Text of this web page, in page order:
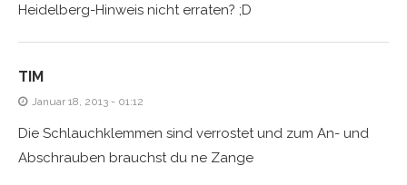
Heidelberg-Hinweis nicht erraten? ;D
TIM
Januar 18, 2013 - 01:12
Die Schlauchklemmen sind verrostet und zum An- und
Abschrauben brauchst du ne Zange